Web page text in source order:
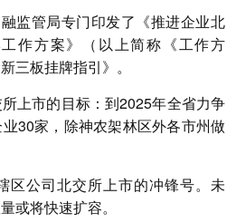
监管局专门印发了《推进企业北
作方案》（以上简称《工作方
三板挂牌指引》。
所上市的目标：到2025年全省力争
30家，除神农架林区外各市州做
区公司北交所上市的冲锋号。未
或将快速扩容。